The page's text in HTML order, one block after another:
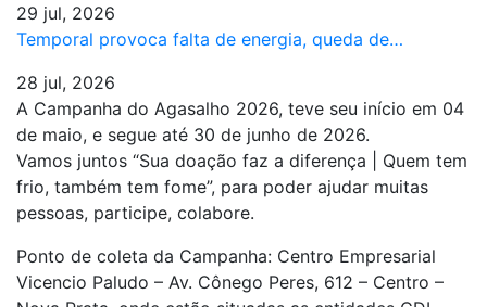
29 jul, 2026
Temporal provoca falta de energia, queda de…
28 jul, 2026
A Campanha do Agasalho 2026, teve seu início em 04
de maio, e segue até 30 de junho de 2026.
Vamos juntos “Sua doação faz a diferença | Quem tem
frio, também tem fome”, para poder ajudar muitas
pessoas, participe, colabore.
Ponto de coleta da Campanha: Centro Empresarial
Vicencio Paludo – Av. Cônego Peres, 612 – Centro –